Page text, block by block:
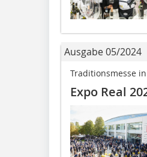
Ausgabe 05/2024
Traditionsmesse
Expo Real